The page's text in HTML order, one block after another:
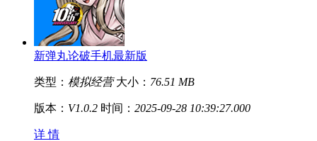
新弹丸论破手机最新版
类型： 模拟经营 大小： 76.51 MB
版本： V1.0.2 时间： 2025-09-28 10:39:27.000
详 情